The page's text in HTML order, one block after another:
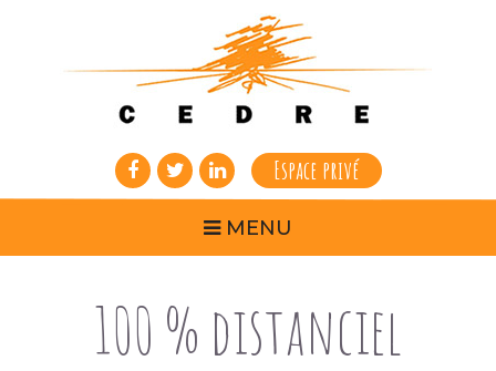
Espace privé
MENU
100 % distanciel